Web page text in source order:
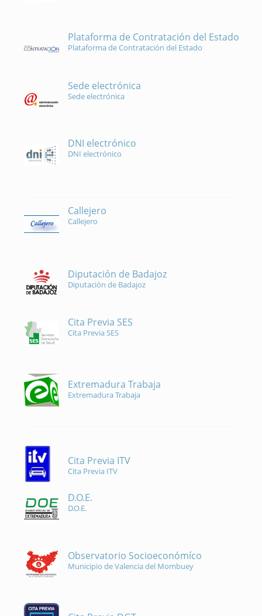
Plataforma de Contratación del Estado
Plataforma de Contratación del Estado
Sede electrónica
Sede electrónica
DNI electrónico
DNI electrónico
Callejero
Callejero
Diputación de Badajoz
Diputación de Badajoz
Cita Previa SES
Cita Previa SES
Extremadura Trabaja
Extremadura Trabaja
Cita Previa ITV
Cita Previa ITV
D.O.E.
D.O.E.
Observatorio Socioeconómíco
Municipio de Valencia del Mombuey